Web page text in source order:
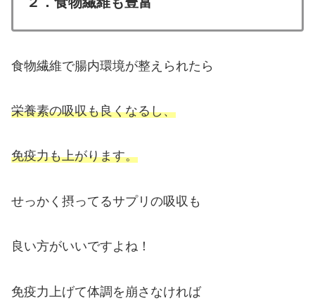
食物繊維で腸内環境が整えられたら
栄養素の吸収も良くなるし、
免疫力も上がります。
せっかく摂ってるサプリの吸収も
良い方がいいですよね！
免疫力上げて体調を崩さなければ